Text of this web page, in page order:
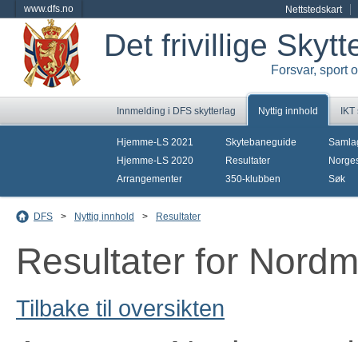
www.dfs.no Nettstedskart
Det frivillige
Forsvar, sport
Innmelding i DFS skytterlag Nyttig innhold
Hjemme-LS 2021
Hjemme-LS 2020
Arrangementer
Skytebaneguide
Resultater
350-klubben
Søk
DFS > Nyttig innhold > Resultater
Resultater for
Tilbake til oversikten